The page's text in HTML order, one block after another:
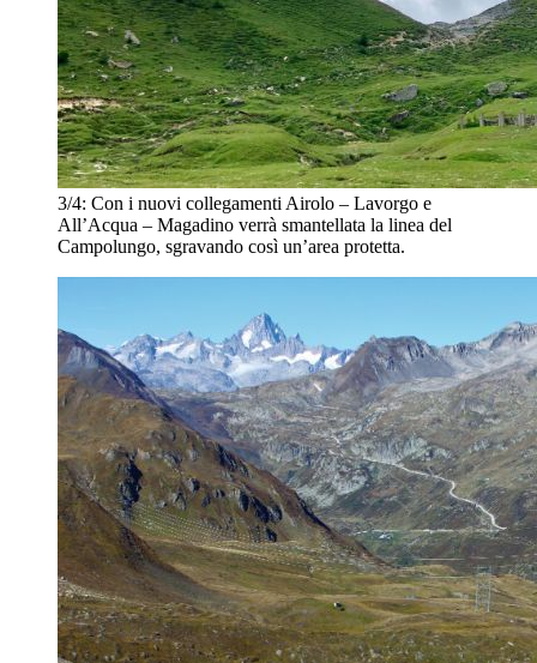
3/4: Con i nuovi collegamenti Airolo – Lavorgo e
All’Acqua – Magadino verrà smantellata la linea del
Campolungo, sgravando così un’area protetta.